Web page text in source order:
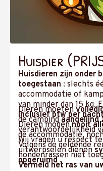
Huisdier
Huisdieren zijn onder
toegestaan : slechts
accommodatie of
van minder dan 15 kg.
inclusief btw per
Dieren mogennooit
de accommodatie,
Dieren moeten
de campingaangelijnd
verantwoordelijkheid
Wij vragen u respect
uitwerpselen dienen
opgeruimd.
Volgens de geldende
hondenrassen niet
Vermeld het ras van